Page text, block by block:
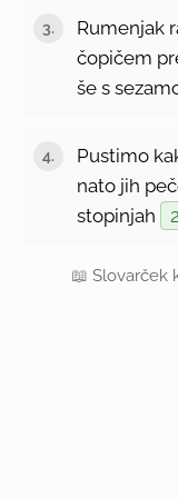
Rumenjak
čopičem
še s
Pustimo
nato jih
stopinjah
📖Slovarček